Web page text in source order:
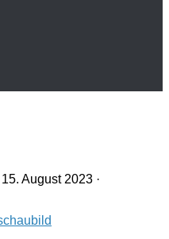
15. August 2023 ·